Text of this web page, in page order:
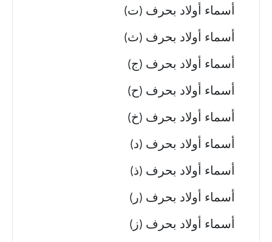
أسماء أولاد بحرف (ت)
أسماء أولاد بحرف (ث)
أسماء أولاد بحرف (ج)
أسماء أولاد بحرف (ح)
أسماء أولاد بحرف (خ)
أسماء أولاد بحرف (د)
أسماء أولاد بحرف (ذ)
أسماء أولاد بحرف (ر)
أسماء أولاد بحرف (ز)